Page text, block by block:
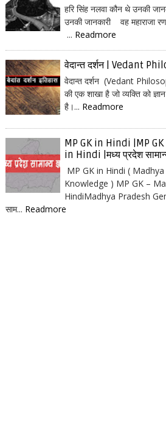
हरि सिंह नलवा कौन थे उनकी
उनकी जानकारी वह महाराजा
... Readmore
वेदान्त दर्शन | Vedant
वेदान्त दर्शन (Vedant
की एक शाखा है जो व्यक्ति को
है।... Readmore
MP GK in Hindi |MP
in Hindi |मध्य प्रदेश
MP GK in Hindi (
Knowledge ) MP GK –
HindiMadhya Pradesh
साम... Readmore